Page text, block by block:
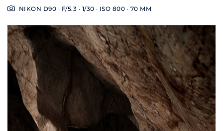
NIKON D90 · F/5.3 · 1/30 · ISO 800 · 70 MM